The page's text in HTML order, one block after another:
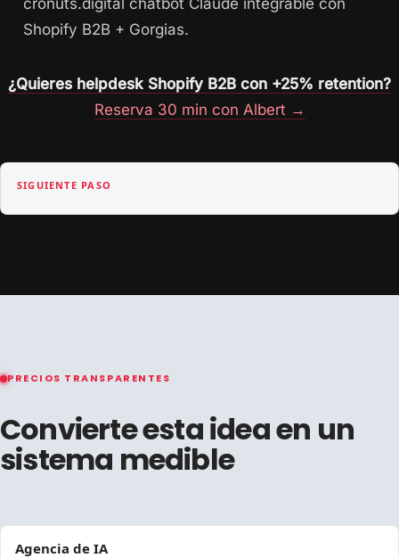
Shopify B2B + Gorgias.
¿Quieres helpdesk Shopify B2B con +25% retention?
Reserva 30 min con Albert →
SIGUIENTE PASO
PRECIOS TRANSPARENTES
Convierte esta idea en un
sistema medible
Agencia de IA